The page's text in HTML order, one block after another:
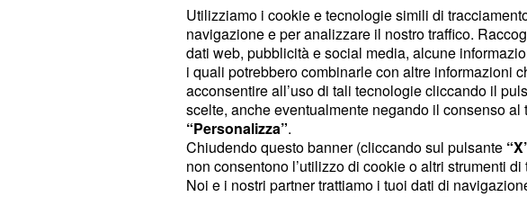
Il progetto diFabio Arue della UAE Emirates per
Giro d’Italia era quello di presentarsi al via in buona
condizione ma non ancora al top e di crescere poi
passare delle tappe per poter dare il meglio
settimana, quella decisiva. Le difficoltà iniziali dello
sardo non avevano dunque preoccupato troppo, ma
rendimento non è cambiato strada facendo come
pensava.
Utilizziamo i cookie e tecnologie simili di
navigazione e per analizzare il nostro traffico.
dati web, pubblicità e social media, alcune
i quali potrebbero combinarle con altre informazioni
acconsentire all’uso di tali tecnologie cliccando il
scelte, anche eventualmente negando il consenso
“Personalizza”.
Chiudendo questo banner (cliccando sul pulsante
non consentono l’utilizzo di cookie o altri strumenti
Noi e i nostri partner trattiamo i tuoi dati di